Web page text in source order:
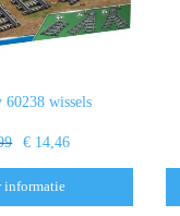
wissels
€ 14,46
informatie